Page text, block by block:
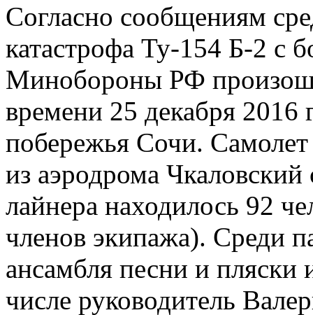
Согласно сообщениям
катастрофа Ту-154 Б-2 с
Минобороны РФ
времени 25 декабря 2016
побережья Сочи.
из аэродрома
лайнера находилось 92
членов экипажа). Среди
ансамбля песни и пляски
числе руководитель